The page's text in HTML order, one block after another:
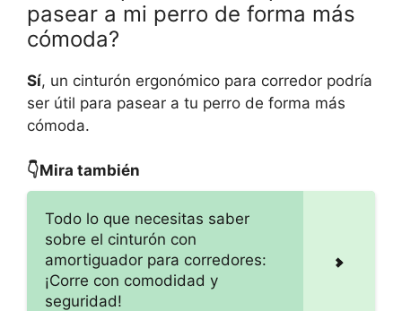
pasear a mi perro de forma más
cómoda?
Sí, un cinturón ergonómico para corredor podría
ser útil para pasear a tu perro de forma más
cómoda.
👇Mira también
Todo lo que necesitas saber
sobre el cinturón con
amortiguador para corredores:
¡Corre con comodidad y
seguridad!